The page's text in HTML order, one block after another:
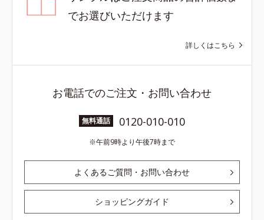
でお選びいただけます
詳しくはこちら
お電話でのご注文・お問い合わせ
無料通話 0120-010-010
午前9時より午後7時まで
よくあるご質問・お問い合わせ
ショッピングガイド